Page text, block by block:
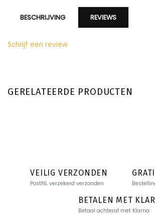
BESCHRIJVING REVIEWS
Schrijf een review
GERELATEERDE PRODUCTEN
VEILIG VERZONDEN
PostNL verzekerd verzonden
BETALEN MET
Betaal achteraf met Klarna